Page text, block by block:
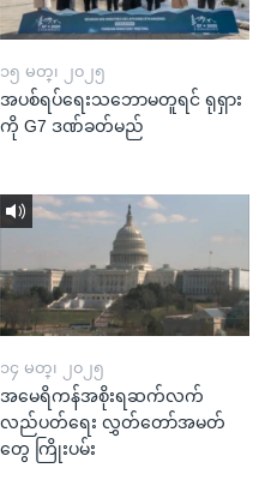
၁၅ မတ္၊ ၂၀၂၅
အပစ်ရပ်ရေးသဘောမတူရင် ရုရှား
ကို G7 ဒဏ်ခတ်မည်
၁၄ မတ္၊ ၂၀၂၅
အမေရိကန်အစိုးရဆက်လက်
လည်ပတ်ရေး လွှတ်တော်အမတ်
တွေ ကြိုးပမ်း